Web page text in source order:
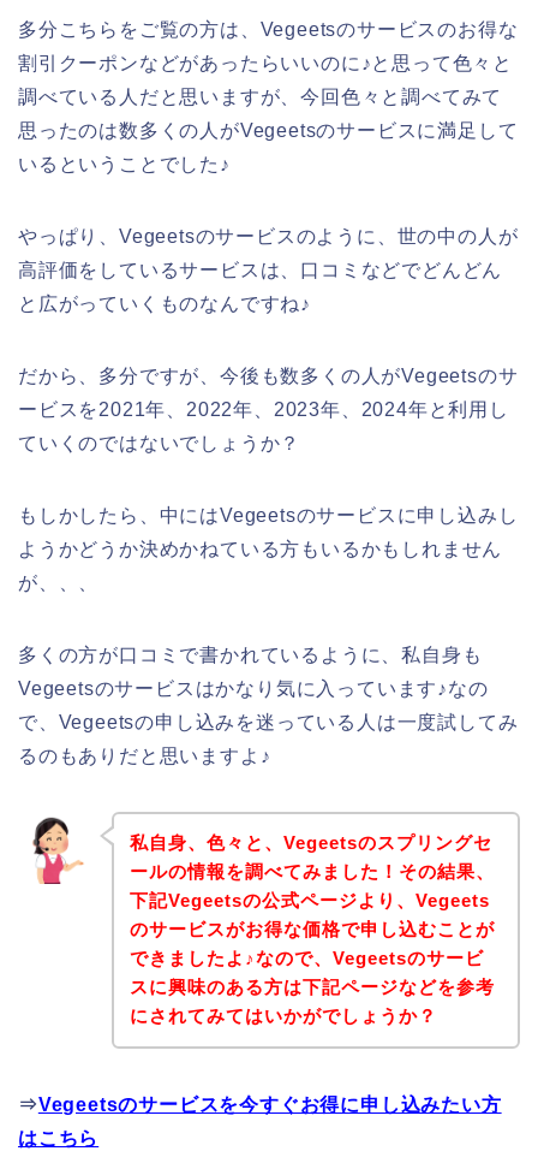
多分こちらをご覧の方は、Vegeetsのサービスのお得な
割引クーポンなどがあったらいいのに♪と思って色々と
調べている人だと思いますが、今回色々と調べてみて
思ったのは数多くの人がVegeetsのサービスに満足して
いるということでした♪
やっぱり、Vegeetsのサービスのように、世の中の人が
高評価をしているサービスは、口コミなどでどんどん
と広がっていくものなんですね♪
だから、多分ですが、今後も数多くの人がVegeetsのサ
ービスを2021年、2022年、2023年、2024年と利用し
ていくのではないでしょうか？
もしかしたら、中にはVegeetsのサービスに申し込みし
ようかどうか決めかねている方もいるかもしれません
が、、、
多くの方が口コミで書かれているように、私自身も
Vegeetsのサービスはかなり気に入っています♪なの
で、Vegeetsの申し込みを迷っている人は一度試してみ
るのもありだと思いますよ♪
私自身、色々と、Vegeetsのスプリングセ
ールの情報を調べてみました！その結果、
下記Vegeetsの公式ページより、Vegeets
のサービスがお得な価格で申し込むことが
できましたよ♪なので、Vegeetsのサービ
スに興味のある方は下記ページなどを参考
にされてみてはいかがでしょうか？
⇒Vegeetsのサービスを今すぐお得に申し込みたい方
はこちら